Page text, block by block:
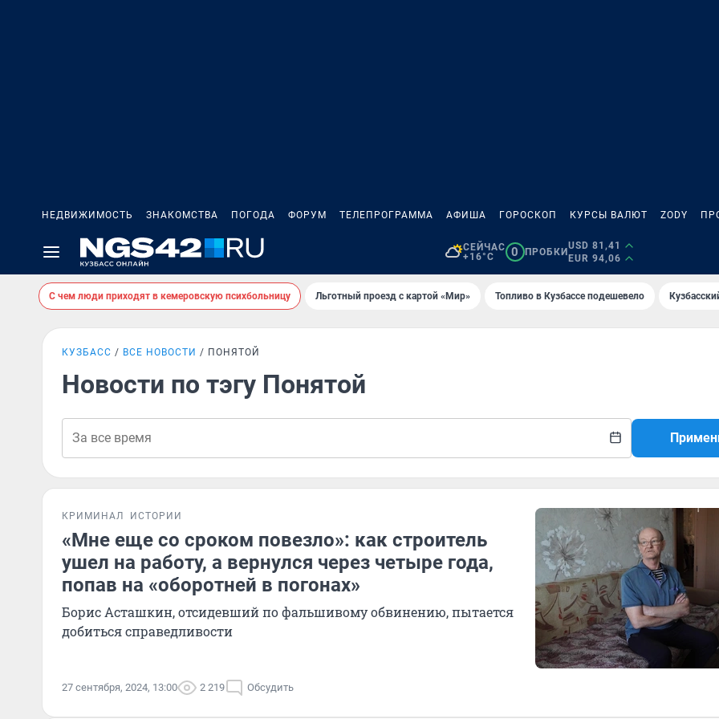
НЕДВИЖИМОСТЬ ЗНАКОМСТВА ПОГОДА ФОРУМ ТЕЛЕПРОГРАММА АФИША ГОРОСКОП КУРСЫ ВАЛЮТ ZODY
СЕЙЧАС
+16°C
0 ПРОБКИ
USD 81,41
EUR 94,06
С чем люди приходят в кемеровскую психбольницу Льготный проезд с картой «Мир» Топливо в Кузбассе подешевело
КУЗБАСС ВСЕ НОВОСТИ ПОНЯТОЙ
Новости по тэгу Понятой
КРИМИНАЛ ИСТОРИИ
«Мне еще со сроком повезло»: как строитель
ушел на работу, а вернулся через четыре года,
попав на «оборотней в погонах»
Борис Асташкин, отсидевший по фальшивому обвинению, пытается
добиться справедливости
27 сентября, 2024, 13:00 2 219 Обсудить